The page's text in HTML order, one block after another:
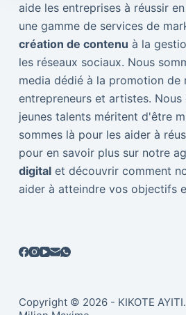
aide les entreprises à réussir
une gamme de services de
création de contenu à la
les réseaux sociaux. Nous
media dédié à la promotion de
entrepreneurs et artistes.
jeunes talents méritent d'être
sommes là pour les aider à
pour en savoir plus sur notre
digitalet découvrir comment
aider à atteindre vos objectifs
Copyright © 2026 - KIKOTE